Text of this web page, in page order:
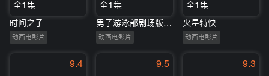
全1集
时间之子
动画电影片
全1集
男子游泳部剧场版：通往世界的路之梦
动画电影片
全1集
火星特快
动画电影片
9.4 9.5 9.3